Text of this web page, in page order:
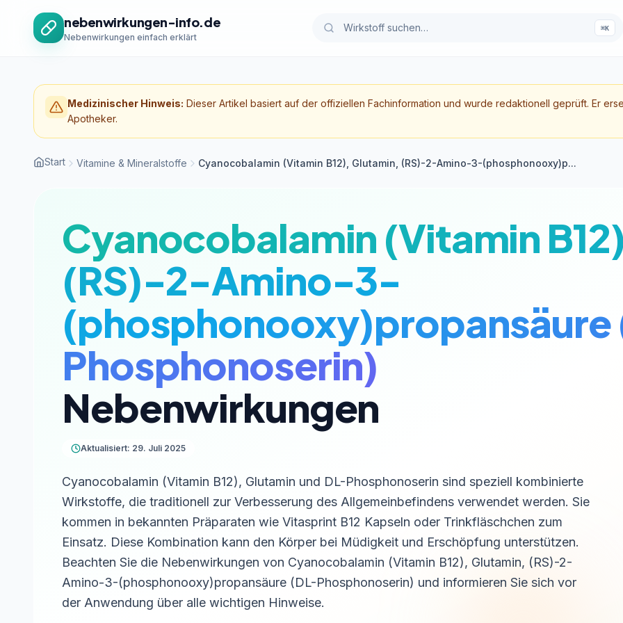
nebenwirkungen-info.de
Nebenwirkungen einfach erklärt
⌘K
Medizinischer Hinweis: Dieser Artikel basiert auf der offiziellen Fachinformation und wurde redaktionell geprüft. Er
Apotheker.
Start Vitamine & Mineralstoffe Cyanocobalamin (Vitamin B12), Glutamin, (RS)-2-Amino-3-(phosphonooxy)p...
Cyanocobalamin (Vitamin
(RS)-2-Amino-3-
(phosphonooxy)propansäure
Phosphonoserin)
Nebenwirkungen
Aktualisiert: 29. Juli 2025
Cyanocobalamin (Vitamin B12), Glutamin und DL-Phosphonoserin sind speziell kombinierte
Wirkstoffe, die traditionell zur Verbesserung des Allgemeinbefindens verwendet werden. Sie
kommen in bekannten Präparaten wie Vitasprint B12 Kapseln oder Trinkfläschchen zum
Einsatz. Diese Kombination kann den Körper bei Müdigkeit und Erschöpfung unterstützen.
Beachten Sie die Nebenwirkungen von Cyanocobalamin (Vitamin B12), Glutamin, (RS)-2-
Amino-3-(phosphonooxy)propansäure (DL-Phosphonoserin) und informieren Sie sich vor
der Anwendung über alle wichtigen Hinweise.